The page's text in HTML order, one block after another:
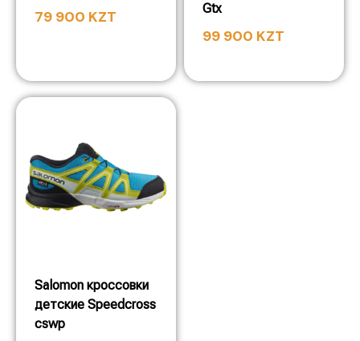
79 900 KZT
Gtx
99 900 KZT
Salomon кроссовки
детские Speedcross
cswp